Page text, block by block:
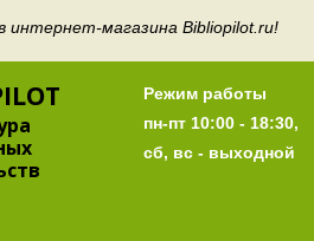
интернет-магазина Bibliopilot.ru!
Режим работы
пн-пт 10:00 - 18:30,
сб, вс - выходной